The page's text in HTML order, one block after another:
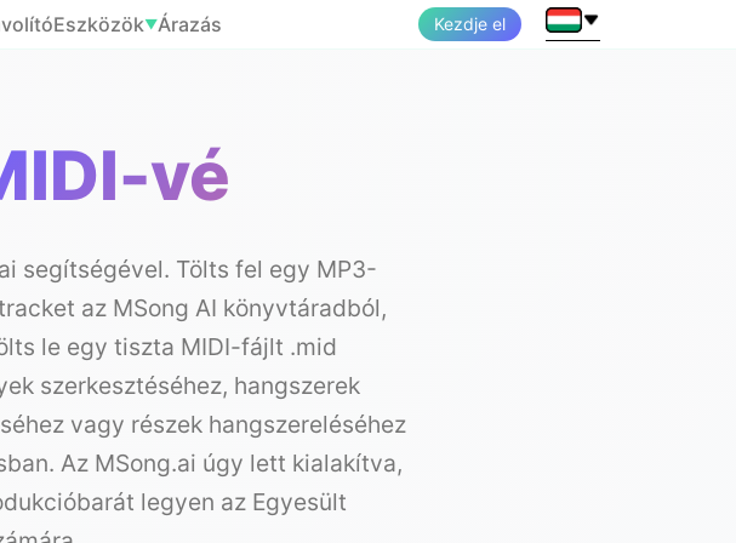
Eszközök▼Árazás Kezdje el
vé
segítségével. Tölts fel egy MP3-
az MSong AI könyvtáradból,
le egy tiszta MIDI-fájlt .mid
szerkesztéséhez, hangszerek
vagy részek hangszereléséhez
Az MSong.ai úgy lett kialakítva,
legyen az Egyesült